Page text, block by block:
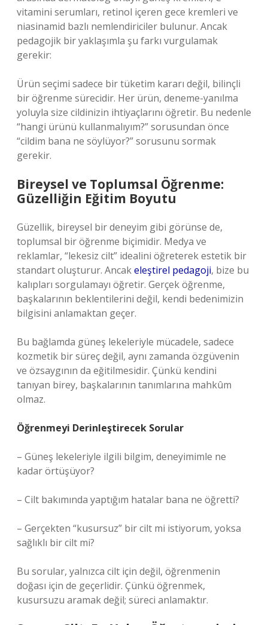
vitamini serumları, retinol içeren gece kremleri ve
niasinamid bazlı nemlendiriciler bulunur. Ancak
pedagojik bir yaklaşımla şu farkı vurgulamak
gerekir:
Ürün seçimi sadece bir tüketim kararı değil, bilinçli
bir öğrenme sürecidir. Her ürün, deneme-yanılma
yoluyla size cildinizin ihtiyaçlarını öğretir. Bu nedenle
“hangi ürünü kullanmalıyım?” sorusundan önce
“cildim bana ne söylüyor?” sorusunu sormak
gerekir.
Bireysel ve Toplumsal Öğrenme:
Güzelliğin Eğitim Boyutu
Güzellik, bireysel bir deneyim gibi görünse de,
toplumsal bir öğrenme biçimidir. Medya ve
reklamlar, “lekesiz cilt” idealini öğreterek estetik bir
standart oluşturur. Ancakeleştirel pedagoji, bize bu
kalıpları sorgulamayı öğretir. Gerçek öğrenme,
başkalarının beklentilerini değil, kendi bedenimizin
bilgisini anlamaktan geçer.
Bu bağlamda güneş lekeleriyle mücadele, sadece
kozmetik bir süreç değil, aynı zamanda özgüvenin
ve özsaygının da eğitilmesidir. Çünkü kendini
tanıyan birey, başkalarının tanımlarına mahkûm
olmaz.
Öğrenmeyi Derinleştirecek Sorular
– Güneş lekeleriyle ilgili bilgim, deneyimimle ne
kadar örtüşüyor?
– Cilt bakımında yaptığım hatalar bana ne öğretti?
– Gerçekten “kusursuz” bir cilt mi istiyorum, yoksa
sağlıklı bir cilt mi?
Bu sorular, yalnızca cilt için değil, öğrenmenin
doğası için de geçerlidir. Çünkü öğrenmek,
kusursuzu aramak değil; süreci anlamaktır.